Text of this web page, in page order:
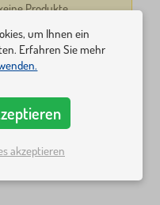
Produkte
um Ihnen ein
Erfahren Sie mehr
akzeptieren